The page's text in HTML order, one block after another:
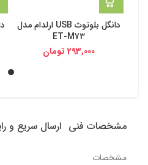
دانگل بلوتوث USB ارلدام مدل
ET-M73
293,000 تومان
مشخصات فنی ارسال سریع و
مشخصات